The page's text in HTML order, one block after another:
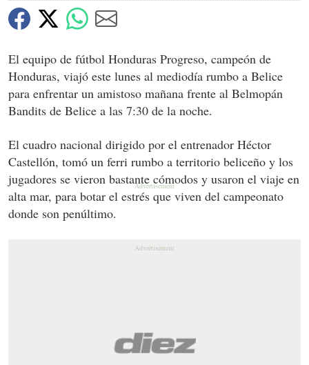
El equipo de fútbol Honduras Progreso, campeón de
Honduras, viajó este lunes al mediodía rumbo a Belice
para enfrentar un amistoso mañana frente al Belmopán
Bandits de Belice a las 7:30 de la noche.
El cuadro nacional dirigido por el entrenador Héctor
Castellón, tomó un ferri rumbo a territorio beliceño y los
jugadores se vieron bastante cómodos y usaron el viaje en
alta mar, para botar el estrés que viven del campeonato
donde son penúltimo.